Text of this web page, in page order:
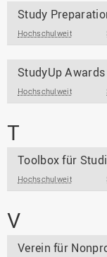
Study
Hochschulweit
StudyUp Awards
Hochschulweit
T
Toolbox für
Hochschulweit
V
Verein für